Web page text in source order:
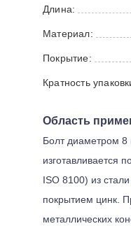
Длина:
Материал:
Покрытие:
Кратность
Область
Болт диаметром
изготавливается
ISO 8100) из
покрытием цинк.
металлических